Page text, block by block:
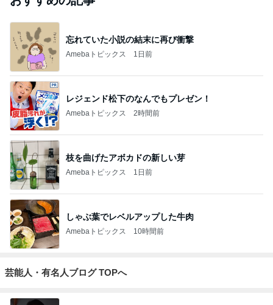
忘れていた小説の結末に再び衝撃
Amebaトピックス 1日前
レジェンド松下のなんでもプレゼン！
Amebaトピックス 2時間前
枝を曲げたアボカドの新しい芽
Amebaトピックス 1日前
しゃぶ葉でレベルアップした牛肉
Amebaトピックス 10時間前
芸能人・有名人ブログ TOPへ